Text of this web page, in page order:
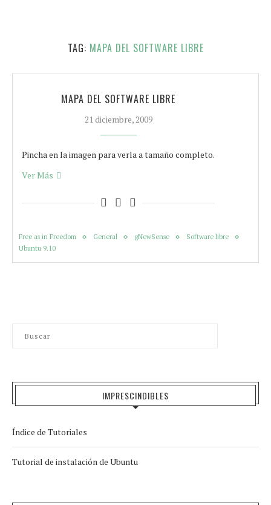
TAG: MAPA DEL SOFTWARE LIBRE
MAPA DEL SOFTWARE LIBRE
21 diciembre, 2009
Pincha en la imagen para verla a tamaño completo.
Ver Más
Free as in Freedom General gNewSense
Software libre
Ubuntu 9.10
IMPRESCINDIBLES
Índice de Tutoriales
Tutorial de instalación de Ubuntu